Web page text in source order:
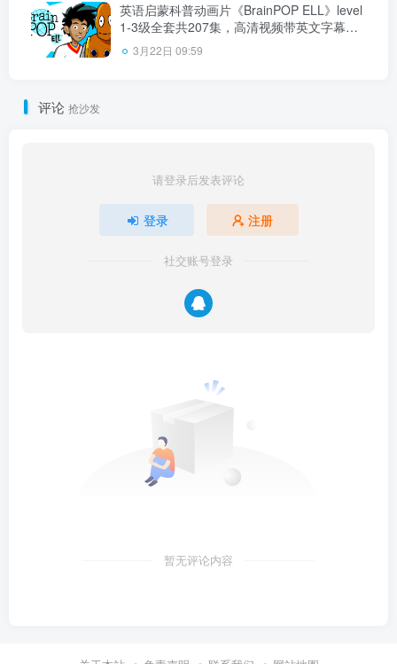
英语启蒙科普动画片《BrainPOP ELL》level
1-3级全套共207集，高清视频带英文字幕，
百度网盘下载！
3月22日 09:59
评论 抢沙发
请登录后发表评论
登录 注册
社交账号登录
暂无评论内容